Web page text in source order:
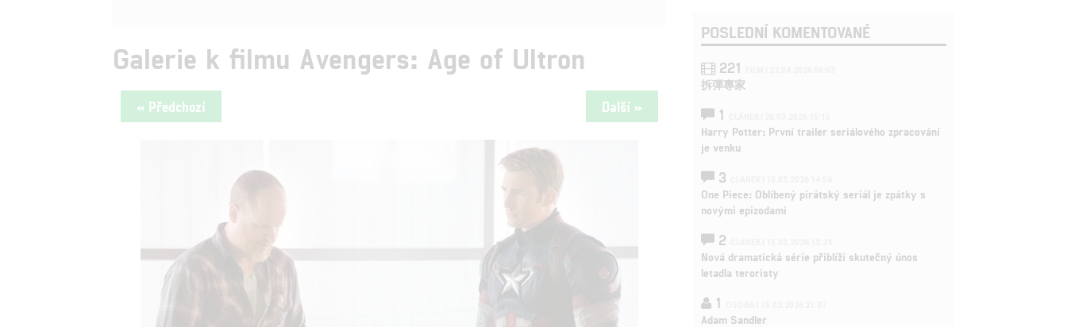
Galerie k filmu Avengers: Age of Ultron
« Předchozí Další »
POSLEDNÍ KOMENTOVANÉ
221
拆彈專家
1
Harry Potter: První trailer seriálového zpracování
je venku
3
One Piece: Oblíbený pirátský seriál je zpátky s
novými epizodami
2
Nová dramatická série přiblíží skutečný únos
letadla teroristy
1
Adam Sandler